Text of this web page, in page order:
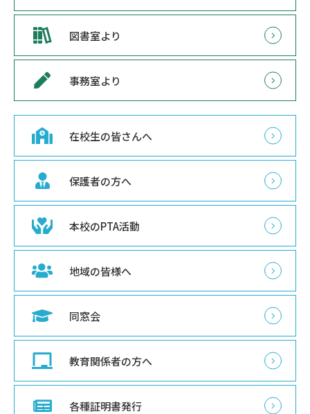
図書室より
事務室より
在校生の皆さんへ
保護者の方へ
本校のPTA活動
地域の皆様へ
同窓会
教育関係者の方へ
各種証明書発行